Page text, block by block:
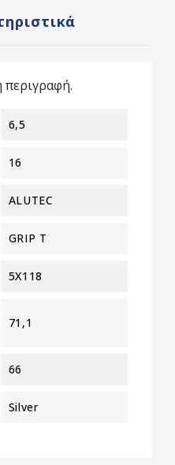
περιγραφή.
6,5
16
ALUTEC
GRIP T
5X118
71,1
66
Silver